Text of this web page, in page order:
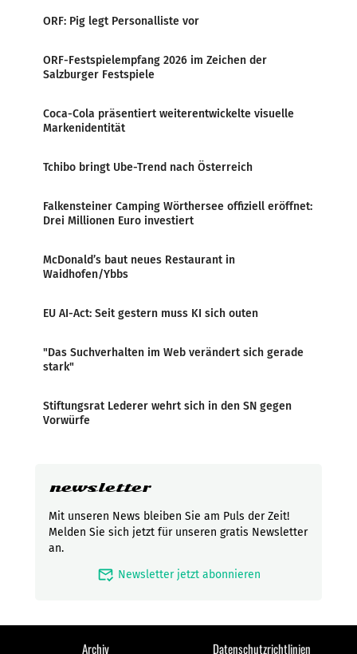
ORF: Pig legt Personalliste vor
ORF-Festspielempfang 2026 im Zeichen der
Salzburger Festspiele
Coca-Cola präsentiert weiterentwickelte visuelle
Markenidentität
Tchibo bringt Ube-Trend nach Österreich
Falkensteiner Camping Wörthersee offiziell eröffnet:
Drei Millionen Euro investiert
McDonald’s baut neues Restaurant in
Waidhofen/Ybbs
EU AI-Act: Seit gestern muss KI sich outen
"Das Suchverhalten im Web verändert sich gerade
stark"
Stiftungsrat Lederer wehrt sich in den SN gegen
Vorwürfe
newsletter
Mit unseren News bleiben Sie am Puls der Zeit!
Melden Sie sich jetzt für unseren gratis Newsletter
an.
mark_email_read Newsletter jetzt abonnieren
Archiv Datenschutzrichtlinien